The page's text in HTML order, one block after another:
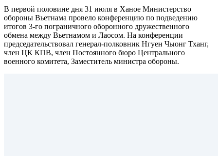
В первой половине дня 31 июля в Ханое Министерство
обороны Вьетнама провело конференцию по подведению
итогов 3-го пограничного оборонного дружественного
обмена между Вьетнамом и Лаосом. На конференции
председательствовал генерал-полковник Нгуен Чыонг Тханг,
член ЦК КПВ, член Постоянного бюро Центрального
военного комитета, Заместитель министра обороны.